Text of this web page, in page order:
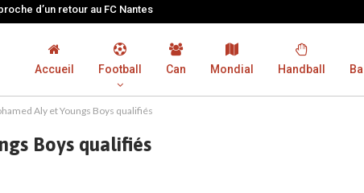
d’un retour au FC Nantes
Accueil Football Can Mondial Handball
Aly et Youngs Boys qualifiés
Boys qualifiés